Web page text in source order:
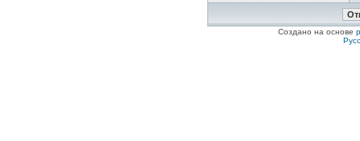
Создано на основе